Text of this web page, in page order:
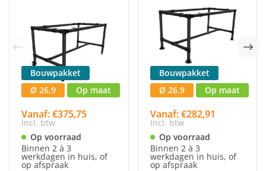
Bouwpakket
Ø 26,9
Op maat
Vanaf: €375,75
Incl. btw
Op voorraad
Binnen 2 à 3
werkdagen in huis, of
op afspraak
Bouwpakket
Ø 26,9
Op maat
Vanaf: €282,91
Incl. btw
Op voorraad
Binnen 2 à 3
werkdagen in huis, of
op afspraak